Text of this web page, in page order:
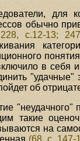
для
обычно
с.12-13;
в себя
"удачные"
об
"неудачного"
такие
на